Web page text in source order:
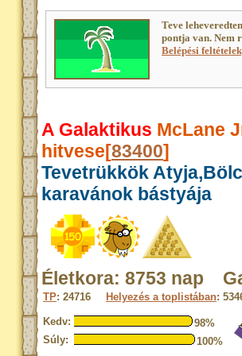
Teve
pontja van. Nem
Belépési
A Galaktikus McLane
hitvese[83400]
Tevetrükkök
karavánok bástyája
Életkora: 8753 nap
TP: 24716 Helyezés a toplistában:
Kedv:
98%
Súly:
100%